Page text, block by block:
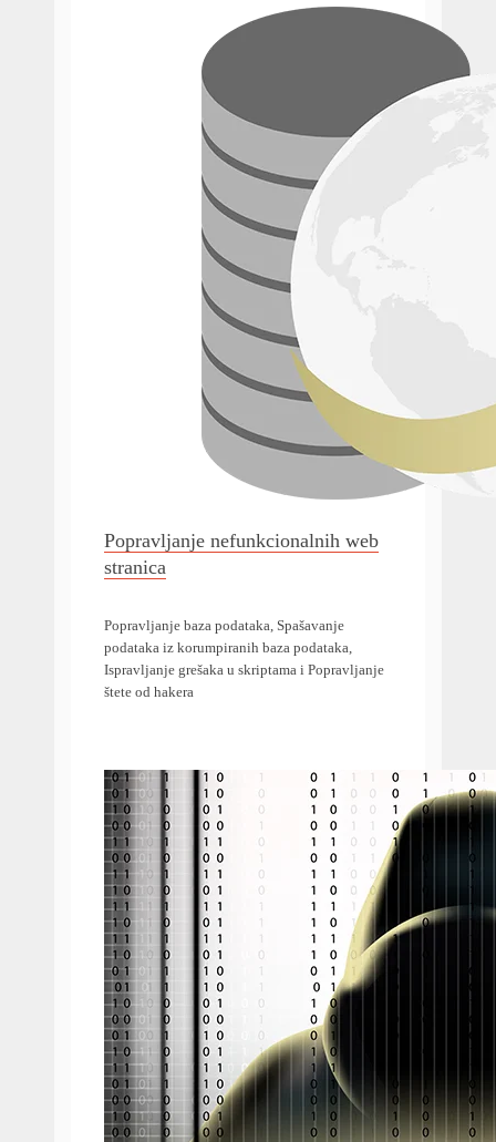
Popravljanje nefunkcionalnih web
stranica
Popravljanje baza podataka, Spašavanje
podataka iz korumpiranih baza podataka,
Ispravljanje grešaka u skriptama i Popravljanje
štete od hakera